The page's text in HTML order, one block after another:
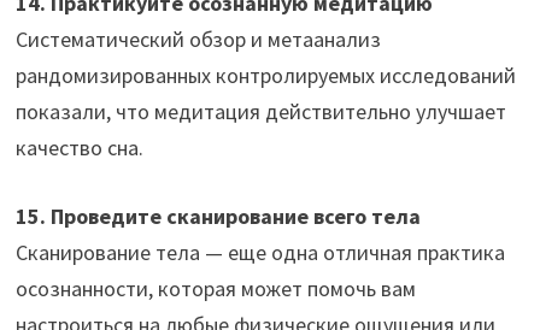
Систематический обзор и метаанализ
рандомизированных контролируемых исследований
показали, что медитация действительно улучшает
качество сна.
15. Проведите сканирование всего тела
Сканирование тела — еще одна отличная практика
осознанности, которая может помочь вам